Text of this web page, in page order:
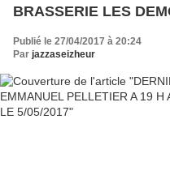
BRASSERIE LES
Publié le 27/04/2017 à 20:24
Par jazzaseizheur